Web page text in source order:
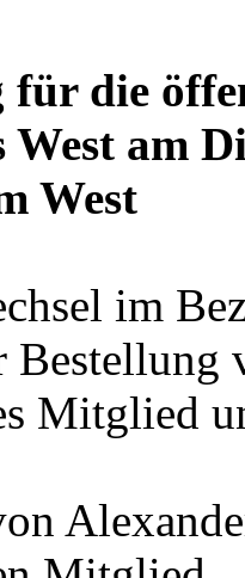
für die
am
West
im
Mitglied